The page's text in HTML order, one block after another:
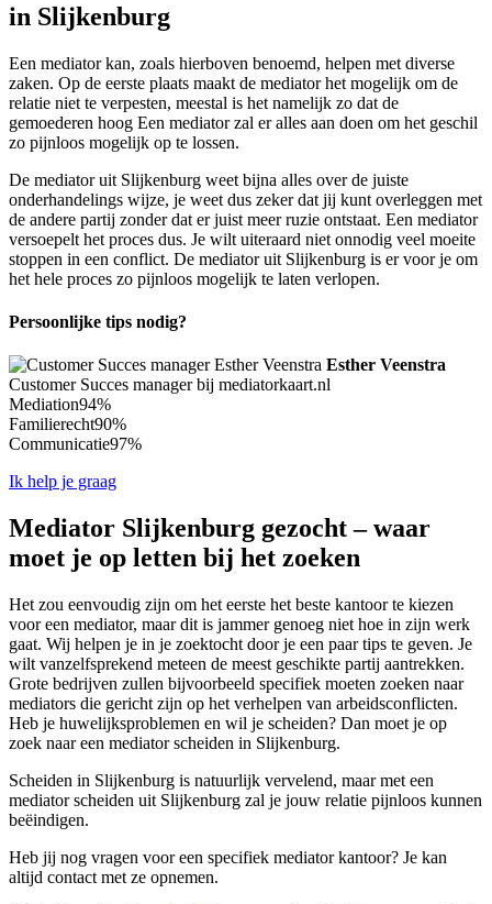
in Slijkenburg
Een mediator kan, zoals hierboven benoemd, helpen met diverse
zaken. Op de eerste plaats maakt de mediator het mogelijk om de
relatie niet te verpesten, meestal is het namelijk zo dat de
gemoederen hoog Een mediator zal er alles aan doen om het geschil
zo pijnloos mogelijk op te lossen.
De mediator uit Slijkenburg weet bijna alles over de juiste
onderhandelings wijze, je weet dus zeker dat jij kunt overleggen met
de andere partij zonder dat er juist meer ruzie ontstaat. Een mediator
versoepelt het proces dus. Je wilt uiteraard niet onnodig veel moeite
stoppen in een conflict. De mediator uit Slijkenburg is er voor je om
het hele proces zo pijnloos mogelijk te laten verlopen.
Persoonlijke tips nodig?
Esther Veenstra
Customer Succes manager bij mediatorkaart.nl
Mediation94%
Familierecht90%
Communicatie97%
Ik help je graag
Mediator Slijkenburg gezocht – waar
moet je op letten bij het zoeken
Het zou eenvoudig zijn om het eerste het beste kantoor te kiezen
voor een mediator, maar dit is jammer genoeg niet hoe in zijn werk
gaat. Wij helpen je in je zoektocht door je een paar tips te geven. Je
wilt vanzelfsprekend meteen de meest geschikte partij aantrekken.
Grote bedrijven zullen bijvoorbeeld specifiek moeten zoeken naar
mediators die gericht zijn op het verhelpen van arbeidsconflicten.
Heb je huwelijksproblemen en wil je scheiden? Dan moet je op
zoek naar een mediator scheiden in Slijkenburg.
Scheiden in Slijkenburg is natuurlijk vervelend, maar met een
mediator scheiden uit Slijkenburg zal je jouw relatie pijnloos kunnen
beëindigen.
Heb jij nog vragen voor een specifiek mediator kantoor? Je kan
altijd contact met ze opnemen.